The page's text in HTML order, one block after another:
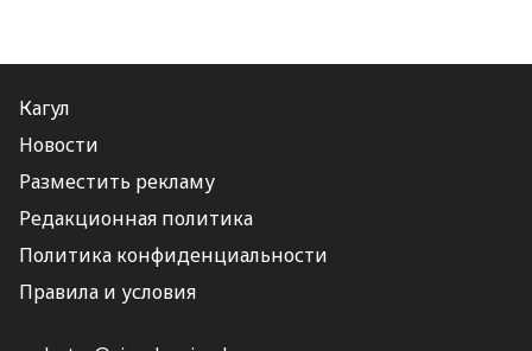
Кагул
Новости
Разместить рекламу
Редакционная политика
Политика конфиденциальности
Правила и условия